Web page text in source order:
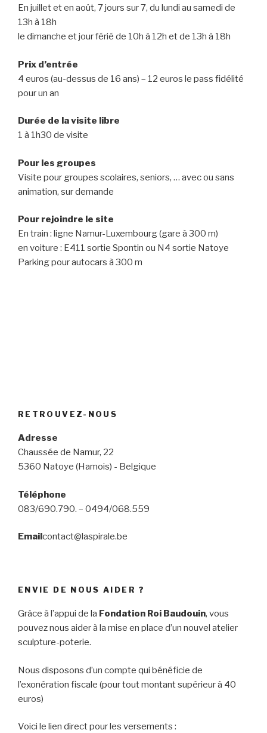
En juillet et en août, 7 jours sur 7, du lundi au samedi de
13h à 18h
le dimanche et jour férié de 10h à 12h et de 13h à 18h
Prix d’entrée
4 euros (au-dessus de 16 ans) – 12 euros le pass fidélité
pour un an
Durée de la visite libre
1 à 1h30 de visite
Pour les groupes
Visite pour groupes scolaires, seniors, … avec ou sans
animation, sur demande
Pour rejoindre le site
En train : ligne Namur-Luxembourg (gare à 300 m)
en voiture : E411 sortie Spontin ou N4 sortie Natoye
Parking pour autocars à 300 m
RETROUVEZ-NOUS
Adresse
Chaussée de Namur, 22
5360 Natoye (Hamois) - Belgique
Téléphone
083/690.790. – 0494/068.559
Email contact@laspirale.be
ENVIE DE NOUS AIDER ?
Grâce à l’appui de la Fondation Roi Baudouin, vous
pouvez nous aider à la mise en place d’un nouvel atelier
sculpture-poterie.
Nous disposons d’un compte qui bénéficie de
l’exonération fiscale (pour tout montant supérieur à 40
euros)
Voici le lien direct pour les versements :